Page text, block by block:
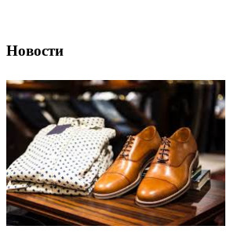
Новости